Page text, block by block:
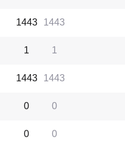
1443
1443
1
1
1443
1443
0
0
0
0